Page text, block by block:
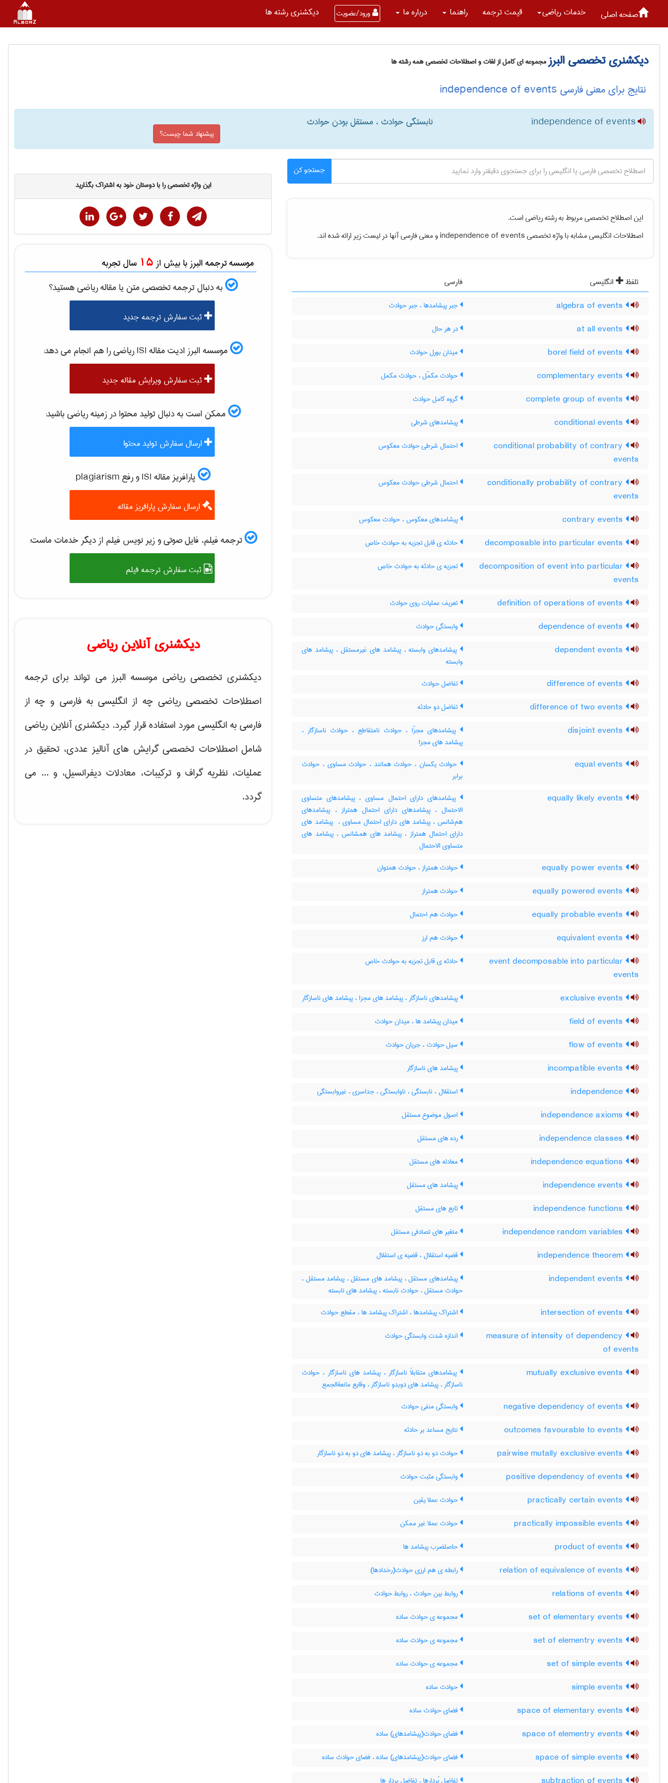
صفحه اصلی خدمات رياضی قیمت ترجمه راهنما درباره ما ورود/عضویت دیکشنری رشته ها
دیکشنری تخصصی البرزمجموعه ای کامل از لغات و اصطلاحات تخصصی همه رشته ها
نتایج برای معنی فارسی independence of events
independence of events نابستگی حوادث ، مستقل بودن حوادث
پیشنهاد شما چیست؟
جستجو کن
این اصطلاح تخصصی مربوط به رشتهرياضیاست.
اصطلاحات انگلیسی مشابه با واژه تخصصیindependence of eventsو معنی فارسی آنها در لیست زیر ارائه شده اند.
تلفظ انگلیسی
فارسی
جبر پیشامدها ، جبر حوادث
در هر حال
میدان بورل حوادث
حوادث مکمّل ، حوادث مکمل
گروه کامل حوادث
پیشامدهای شرطی
conditional probability of contrary
events
احتمال شرطی حوادث معکوس
conditionally probability of contrary
events
احتمال شرطی حوادث معکوس
پیشامدهای معکوس ، حوادث معکوس
حادثه ی قابل تجزیه به حوادث خاص
decomposition of event into particular
events
تجزیه ی حادثه به حوادث خاص
تعریف عملیات روی حوادث
وابستگی حوادث
پیشامدهای وابسته ، پیشامد های غیرمستقل ، پیشامد های
وابسته
تفاضل حوادث
تفاضل دو حادثه
پیشامدهای مجزّا ، حوادث نامتقاطع ، حوادث ناسازگار ،
پیشامد های مجزا
حوادث یکسان ، حوادث همانند ، حوادث مساوی ، حوادث
برابر
پیشامدهای دارای احتمال مساوی ، پیشامدهای متساوی
الاحتمال ، پیشامدهای دارای احتمال همتراز ، پیشامدهای
هم‌شانس ، پیشامد های دارای احتمال مساوی ، ‌ پیشامد های
دارای احتمال همتراز ، پیشامد های همشانس ، پیشامد های
متساوی الاحتمال
حوادث همتراز ، حوادث همتوان
حوادث همتراز
حوادث هم احتمال
حوادث هم ارز
event decomposable into particular
events
حادثه ی قابل تجزیه به حوادث خاص
پیشامدهای ناسازگار ، پیشامد های مجزا ، پیشامد های ناسازگار
میدان پیشامد ها ، میدان حوادث
سیل حوادث ، جریان حوادث
پیشامد های ناسازگار
استقلال ، نابستگی ، ناوابستگی ، جداسری ، غیروابستگی
اصول موضوع مستقل
رده های مستقل
معادله های مستقل
پیشامد های مستقل
تابع های مستقل
متغیر های تصادفی مستقل
قضیه استقلال ، قضیه ی استقلال
پیشامدهای مستقل ، پیشامد های مستقل ، پیشامد مستقل ،
حوادث مستقل ، حوادث نابسته ، پیشامد های نابسته
اشتراک پیشامدها ، اشتراک پیشامد ها ، مقطع حوادث
measure of intensity of dependency
of events
اندازه شدت وابستگی حوادث
پیشامدهای متقابلاً ناسازگار ، پیشامد های ناسازگار ، حوادث
ناسازگار ، پیشامد های دوبدو ناسازگار ، وقایع مانعةالجمع
وابستگی منفی حوادث
نتایج مساعد بر حادثه
حوادث دو به دو ناسازگار ، پیشامد های دو به دو ناسازگار
وابستگی مثبت حوادث
حوادث عملا یقین
حوادث عملا غیر ممکن
حاصلضرب پیشامد ها
رابطه ی هم ارزی حوادث(رخدادها)
روابط بین حوادث ، روابط حوادث
مجموعه ی حوادث ساده
مجموعه ی حوادث ساده
مجموعه ی حوادث ساده
حوادث ساده
فضای حوادث ساده
فضای حوادث(پیشامدهای) ساده
فضای حوادث(پیشامدهای) ساده ، فضای حوادث ساده
این واژه تخصصی را با دوستان خود به اشتراک بگذارید
موسسه ترجمه البرز با بیش از 15 سال تجربه
به دنبال ترجمه تخصصی متن یا مقالهرياضیهستید؟
ثبت سفارش ترجمه جدید
موسسه البرز ادیت مقاله ISI رياضیرا هم انجام می دهد:
ثبت سفارش ویرایش مقاله جدید
ممکن است به دنبال تولید محتوا در زمینهرياضیباشید:
ارسال سفارش تولید محتوا
پارافریز مقاله ISI و رفع plagiarism
ارسال سفارش پارافریز مقاله
ترجمه فیلم، فایل صوتی و زیر نویس فیلم از دیگر خدمات ماست:
ثبت سفارش ترجمه فیلم
دیکشنری آنلاین ریاضی
دیکشنری تخصصی ریاضی موسسه البرز می تواند برای ترجمه
اصطلاحات تخصصی ریاضی چه از انگلیسی به فارسی و چه از
فارسی به انگلیسی مورد استفاده قرار گیرد. دیکشنری آنلاین ریاضی
شامل اصطلاحات تخصصی گرایش هایآنالیز عددی، تحقیق در
عملیات، نظریه گراف و تركیبات، معادلات دیفرانسیل، و ... می
گردد.